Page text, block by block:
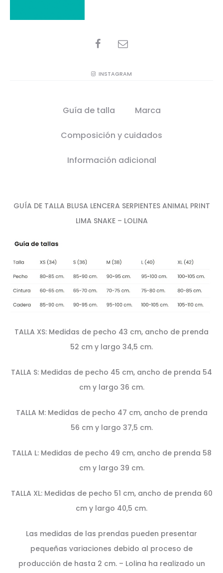
SHARE
INSTAGRAM
Guía de talla Marca
Composición y cuidados
Información adicional
GUÍA DE TALLA BLUSA LENCERA SERPIENTES ANIMAL PRINT
LIMA SNAKE – LOLINA
TALLA XS: Medidas de pecho 43 cm, ancho de prenda
52 cm y largo 34,5 cm.
TALLA S: Medidas de pecho 45 cm, ancho de prenda 54
cm y largo 36 cm.
TALLA M: Medidas de pecho 47 cm, ancho de prenda
56 cm y largo 37,5 cm.
TALLA L: Medidas de pecho 49 cm, ancho de prenda 58
cm y largo 39 cm.
TALLA XL: Medidas de pecho 51 cm, ancho de prenda 60
cm y largo 40,5 cm.
Las medidas de las prendas pueden presentar
pequeñas variaciones debido al proceso de
producción de hasta 2 cm. – Lolina ha realizado un